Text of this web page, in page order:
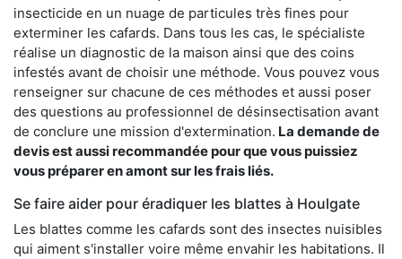
insecticide en un nuage de particules très fines pour
exterminer les cafards. Dans tous les cas, le spécialiste
réalise un diagnostic de la maison ainsi que des coins
infestés avant de choisir une méthode. Vous pouvez vous
renseigner sur chacune de ces méthodes et aussi poser
des questions au professionnel de désinsectisation avant
de conclure une mission d'extermination. La demande de
devis est aussi recommandée pour que vous puissiez
vous préparer en amont sur les frais liés.
Se faire aider pour éradiquer les blattes à Houlgate
Les blattes comme les cafards sont des insectes nuisibles
qui aiment s'installer voire même envahir les habitations. Il